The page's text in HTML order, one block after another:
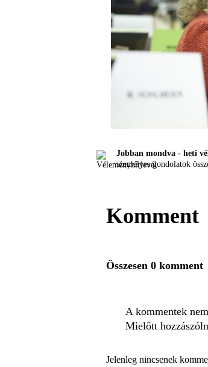
Jobban mondva - heti
személyes gondolatok
Komment
Összesen 0 komment
A kommentek
Mielőtt
Jelenleg nincsenek